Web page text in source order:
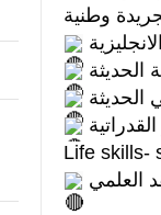
الحديثة
Life skills-